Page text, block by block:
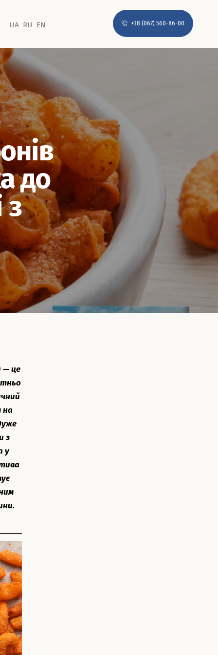
UA RU EN +38 (067) 560-86-00
до
з
— це
на
з
у